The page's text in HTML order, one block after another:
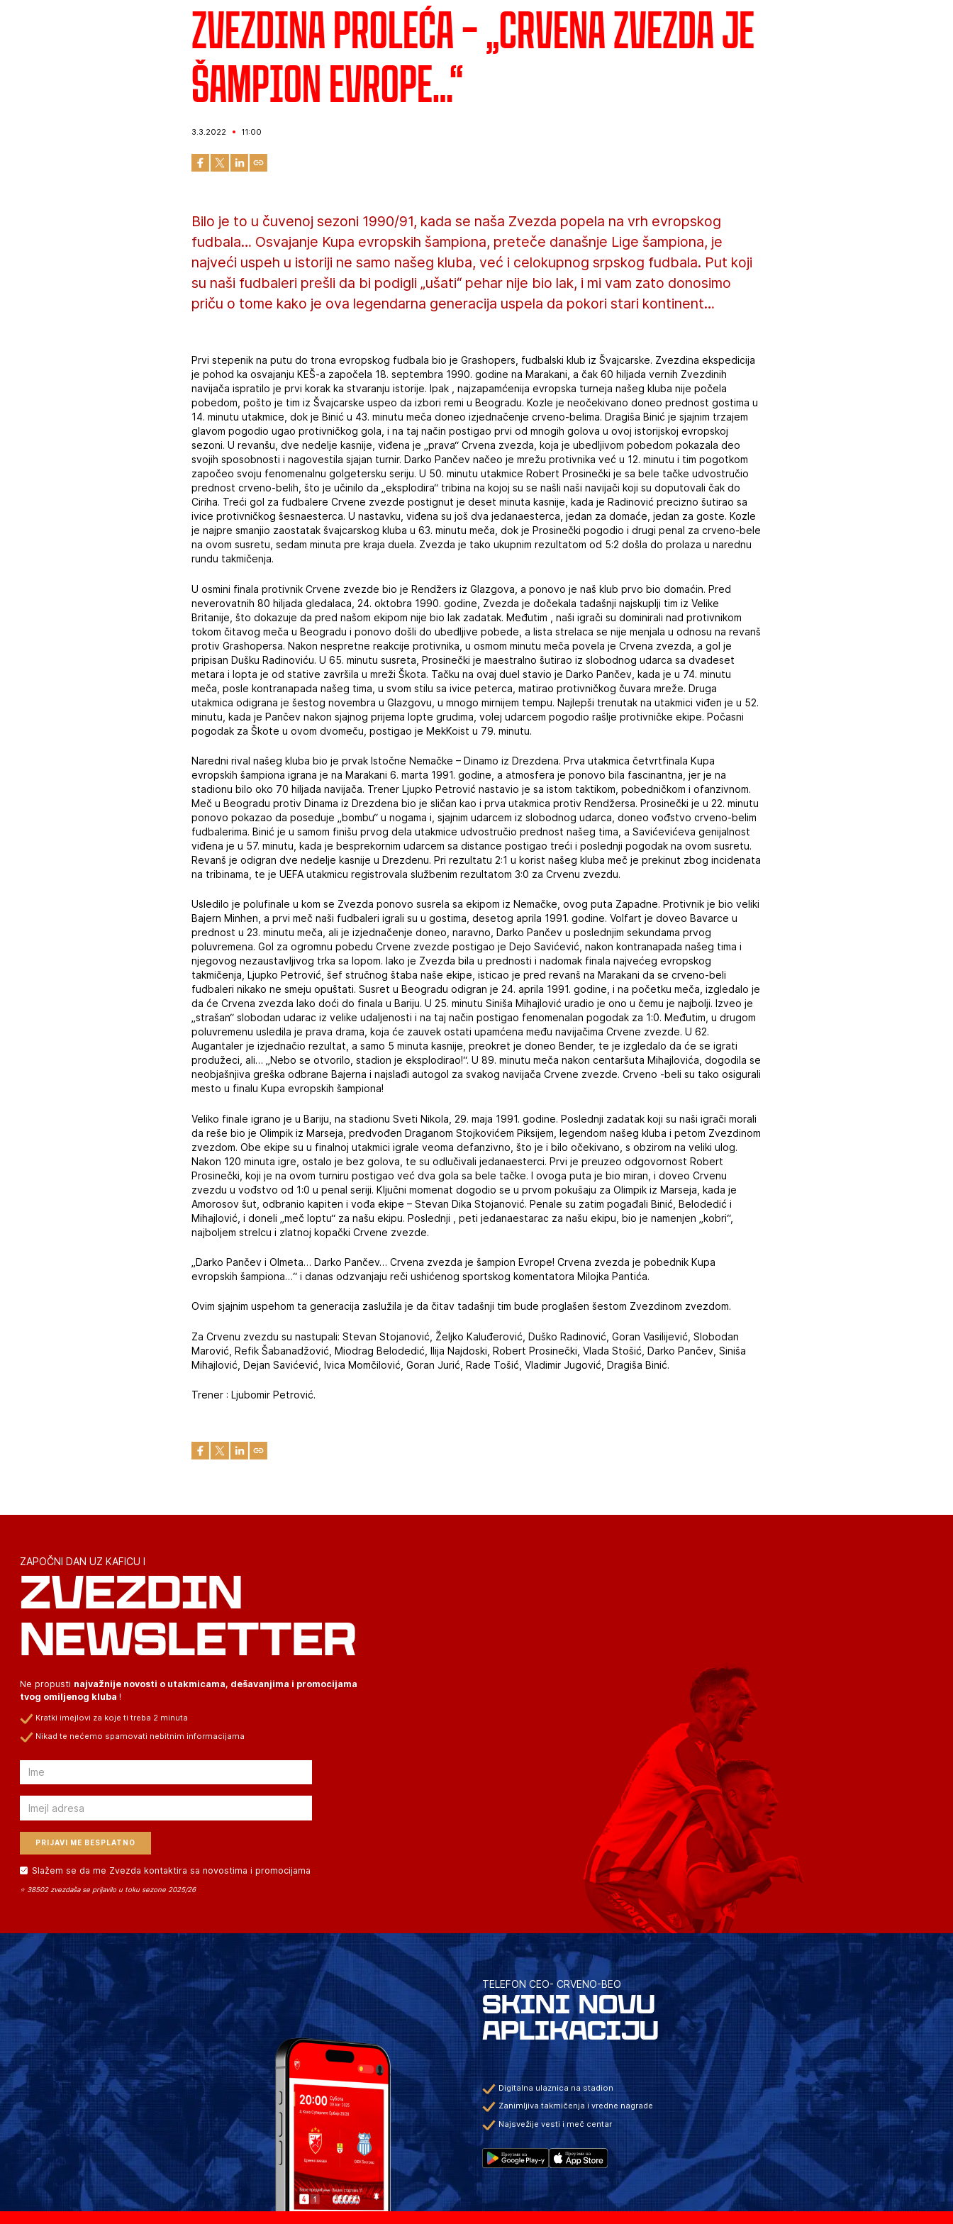
Zvezdina proleća – „Crvena zvezda je
šampion Evrope…“
3.3.2022 11:00
Bilo je to u čuvenoj sezoni 1990/91, kada se naša Zvezda popela na vrh evropskog
fudbala… Osvajanje Kupa evropskih šampiona, preteče današnje Lige šampiona, je
najveći uspeh u istoriji ne samo našeg kluba, već i celokupnog srpskog fudbala. Put koji
su naši fudbaleri prešli da bi podigli „ušati“ pehar nije bio lak, i mi vam zato donosimo
priču o tome kako je ova legendarna generacija uspela da pokori stari kontinent…
Prvi stepenik na putu do trona evropskog fudbala bio je Grashopers, fudbalski klub iz Švajcarske. Zvezdina ekspedicija
je pohod ka osvajanju KEŠ-a započela 18. septembra 1990. godine na Marakani, a čak 60 hiljada vernih Zvezdinih
navijača ispratilo je prvi korak ka stvaranju istorije. Ipak , najzapamćenija evropska turneja našeg kluba nije počela
pobedom, pošto je tim iz Švajcarske uspeo da izbori remi u Beogradu. Kozle je neočekivano doneo prednost gostima u
14. minutu utakmice, dok je Binić u 43. minutu meča doneo izjednačenje crveno-belima. Dragiša Binić je sjajnim trzajem
glavom pogodio ugao protivničkog gola, i na taj način postigao prvi od mnogih golova u ovoj istorijskoj evropskoj
sezoni. U revanšu, dve nedelje kasnije, viđena je „prava“ Crvena zvezda, koja je ubedljivom pobedom pokazala deo
svojih sposobnosti i nagovestila sjajan turnir. Darko Pančev načeo je mrežu protivnika već u 12. minutu i tim pogotkom
započeo svoju fenomenalnu golgetersku seriju. U 50. minutu utakmice Robert Prosinečki je sa bele tačke udvostručio
prednost crveno-belih, što je učinilo da „eksplodira“ tribina na kojoj su se našli naši navijači koji su doputovali čak do
Ciriha. Treći gol za fudbalere Crvene zvezde postignut je deset minuta kasnije, kada je Radinović precizno šutirao sa
ivice protivničkog šesnaesterca. U nastavku, viđena su još dva jedanaesterca, jedan za domaće, jedan za goste. Kozle
je najpre smanjio zaostatak švajcarskog kluba u 63. minutu meča, dok je Prosinečki pogodio i drugi penal za crveno-bele
na ovom susretu, sedam minuta pre kraja duela. Zvezda je tako ukupnim rezultatom od 5:2 došla do prolaza u narednu
rundu takmičenja.
U osmini finala protivnik Crvene zvezde bio je Rendžers iz Glazgova, a ponovo je naš klub prvo bio domaćin. Pred
neverovatnih 80 hiljada gledalaca, 24. oktobra 1990. godine, Zvezda je dočekala tadašnji najskuplji tim iz Velike
Britanije, što dokazuje da pred našom ekipom nije bio lak zadatak. Međutim , naši igrači su dominirali nad protivnikom
tokom čitavog meča u Beogradu i ponovo došli do ubedljive pobede, a lista strelaca se nije menjala u odnosu na revanš
protiv Grashopersa. Nakon nespretne reakcije protivnika, u osmom minutu meča povela je Crvena zvezda, a gol je
pripisan Dušku Radinoviću. U 65. minutu susreta, Prosinečki je maestralno šutirao iz slobodnog udarca sa dvadeset
metara i lopta je od stative završila u mreži Škota. Tačku na ovaj duel stavio je Darko Pančev, kada je u 74. minutu
meča, posle kontranapada našeg tima, u svom stilu sa ivice peterca, matirao protivničkog čuvara mreže. Druga
utakmica odigrana je šestog novembra u Glazgovu, u mnogo mirnijem tempu. Najlepši trenutak na utakmici viđen je u 52.
minutu, kada je Pančev nakon sjajnog prijema lopte grudima, volej udarcem pogodio rašlje protivničke ekipe. Počasni
pogodak za Škote u ovom dvomeču, postigao je MekKoist u 79. minutu.
Naredni rival našeg kluba bio je prvak Istočne Nemačke – Dinamo iz Drezdena. Prva utakmica četvrtfinala Kupa
evropskih šampiona igrana je na Marakani 6. marta 1991. godine, a atmosfera je ponovo bila fascinantna, jer je na
stadionu bilo oko 70 hiljada navijača. Trener Ljupko Petrović nastavio je sa istom taktikom, pobedničkom i ofanzivnom.
Meč u Beogradu protiv Dinama iz Drezdena bio je sličan kao i prva utakmica protiv Rendžersa. Prosinečki je u 22. minutu
ponovo pokazao da poseduje „bombu“ u nogama i, sjajnim udarcem iz slobodnog udarca, doneo vođstvo crveno-belim
fudbalerima. Binić je u samom finišu prvog dela utakmice udvostručio prednost našeg tima, a Savićevićeva genijalnost
viđena je u 57. minutu, kada je besprekornim udarcem sa distance postigao treći i poslednji pogodak na ovom susretu.
Revanš je odigran dve nedelje kasnije u Drezdenu. Pri rezultatu 2:1 u korist našeg kluba meč je prekinut zbog incidenata
na tribinama, te je UEFA utakmicu registrovala službenim rezultatom 3:0 za Crvenu zvezdu.
Usledilo je polufinale u kom se Zvezda ponovo susrela sa ekipom iz Nemačke, ovog puta Zapadne. Protivnik je bio veliki
Bajern Minhen, a prvi meč naši fudbaleri igrali su u gostima, desetog aprila 1991. godine. Volfart je doveo Bavarce u
prednost u 23. minutu meča, ali je izjednačenje doneo, naravno, Darko Pančev u poslednjim sekundama prvog
poluvremena. Gol za ogromnu pobedu Crvene zvezde postigao je Dejo Savićević, nakon kontranapada našeg tima i
njegovog nezaustavljivog trka sa lopom. Iako je Zvezda bila u prednosti i nadomak finala najvećeg evropskog
takmičenja, Ljupko Petrović, šef stručnog štaba naše ekipe, isticao je pred revanš na Marakani da se crveno-beli
fudbaleri nikako ne smeju opuštati. Susret u Beogradu odigran je 24. aprila 1991. godine, i na početku meča, izgledalo je
da će Crvena zvezda lako doći do finala u Bariju. U 25. minutu Siniša Mihajlović uradio je ono u čemu je najbolji. Izveo je
„strašan“ slobodan udarac iz velike udaljenosti i na taj način postigao fenomenalan pogodak za 1:0. Međutim, u drugom
poluvremenu usledila je prava drama, koja će zauvek ostati upamćena među navijačima Crvene zvezde. U 62.
Augantaler je izjednačio rezultat, a samo 5 minuta kasnije, preokret je doneo Bender, te je izgledalo da će se igrati
produžeci, ali… „Nebo se otvorilo, stadion je eksplodirao!“. U 89. minutu meča nakon centaršuta Mihajlovića, dogodila se
neobjašnjiva greška odbrane Bajerna i najslađi autogol za svakog navijača Crvene zvezde. Crveno -beli su tako osigurali
mesto u finalu Kupa evropskih šampiona!
Veliko finale igrano je u Bariju, na stadionu Sveti Nikola, 29. maja 1991. godine. Poslednji zadatak koji su naši igrači morali
da reše bio je Olimpik iz Marseja, predvođen Draganom Stojkovićem Piksijem, legendom našeg kluba i petom Zvezdinom
zvezdom. Obe ekipe su u finalnoj utakmici igrale veoma defanzivno, što je i bilo očekivano, s obzirom na veliki ulog.
Nakon 120 minuta igre, ostalo je bez golova, te su odlučivali jedanaesterci. Prvi je preuzeo odgovornost Robert
Prosinečki, koji je na ovom turniru postigao već dva gola sa bele tačke. I ovoga puta je bio miran, i doveo Crvenu
zvezdu u vođstvo od 1:0 u penal seriji. Ključni momenat dogodio se u prvom pokušaju za Olimpik iz Marseja, kada je
Amorosov šut, odbranio kapiten i vođa ekipe – Stevan Dika Stojanović. Penale su zatim pogađali Binić, Belodedić i
Mihajlović, i doneli „meč loptu“ za našu ekipu. Poslednji , peti jedanaestarac za našu ekipu, bio je namenjen „kobri“,
najboljem strelcu i zlatnoj kopački Crvene zvezde.
„Darko Pančev i Olmeta… Darko Pančev… Crvena zvezda je šampion Evrope! Crvena zvezda je pobednik Kupa
evropskih šampiona…“ i danas odzvanjaju reči ushićenog sportskog komentatora Milojka Pantića.
Ovim sjajnim uspehom ta generacija zaslužila je da čitav tadašnji tim bude proglašen šestom Zvezdinom zvezdom.
Za Crvenu zvezdu su nastupali: Stevan Stojanović, Željko Kaluđerović, Duško Radinović, Goran Vasilijević, Slobodan
Marović, Refik Šabanadžović, Miodrag Belodedić, Ilija Najdoski, Robert Prosinečki, Vlada Stošić, Darko Pančev, Siniša
Mihajlović, Dejan Savićević, Ivica Momčilović, Goran Jurić, Rade Tošić, Vladimir Jugović, Dragiša Binić.
Trener : Ljubomir Petrović.
ZAPOČNI DAN UZ KAFICU I
ZVEZDIN
NEWSLETTER
Ne propusti najvažnije novosti o utakmicama, dešavanjima i promocijama
tvog omiljenog kluba !
Kratki imejlovi za koje ti treba 2 minuta
Nikad te nećemo spamovati nebitnim informacijama
Email
Email
Slažem se da me Zvezda kontaktira sa novostima i promocijama
⭐ 38502 zvezdaša se prijavilo u toku sezone 2025/26
TELEFON CEO- CRVENO-BEO
SKINI NOVU
APLIKACIJU
Digitalna ulaznica na stadion
Zanimljiva takmičenja i vredne nagrade
Najsvežije vesti i meč centar